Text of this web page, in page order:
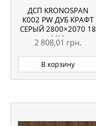
ДСП KRONOSPAN
К002 PW ДУБ КРАФТ
СЕРЫЙ 2800×2070 18
ММ
2 808,01 грн.
В корзину